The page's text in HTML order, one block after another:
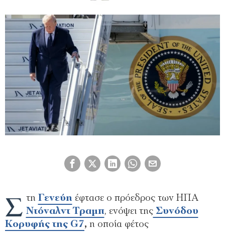
Σ τη Γενεύη έφτασε ο πρόεδρος των ΗΠΑ
Ντόναλντ Τραμπ, ενόψει τηςΣυνόδου
Κορυφής της G7, η οποία φέτος